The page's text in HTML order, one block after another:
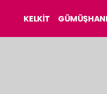
KELKİT